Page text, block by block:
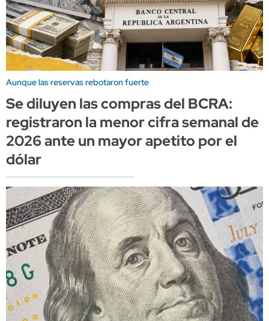
Aunque las reservas rebotaron fuerte
Se diluyen las compras del BCRA:
registraron la menor cifra semanal de
2026 ante un mayor apetito por el
dólar